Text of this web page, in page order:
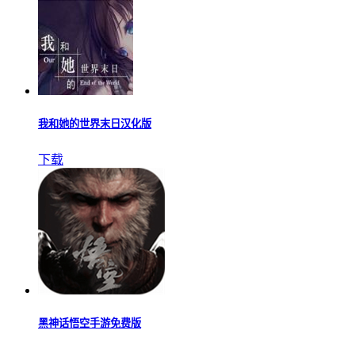
我和她的世界末日汉化版
下载
黑神话悟空手游免费版